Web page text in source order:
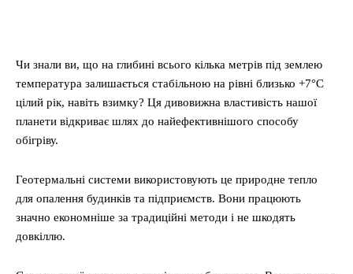
Чи знали ви, що на глибині всього кілька метрів під землею
температура залишається стабільною на рівні близько +7°C
цілий рік, навіть взимку? Ця дивовижна властивість нашої
планети відкриває шлях до найефективнішого способу
обігріву.
Геотермальні системи використовують це природне тепло
для опалення будинків та підприємств. Вони працюють
значно економніше за традиційні методи і не шкодять
довкіллю.